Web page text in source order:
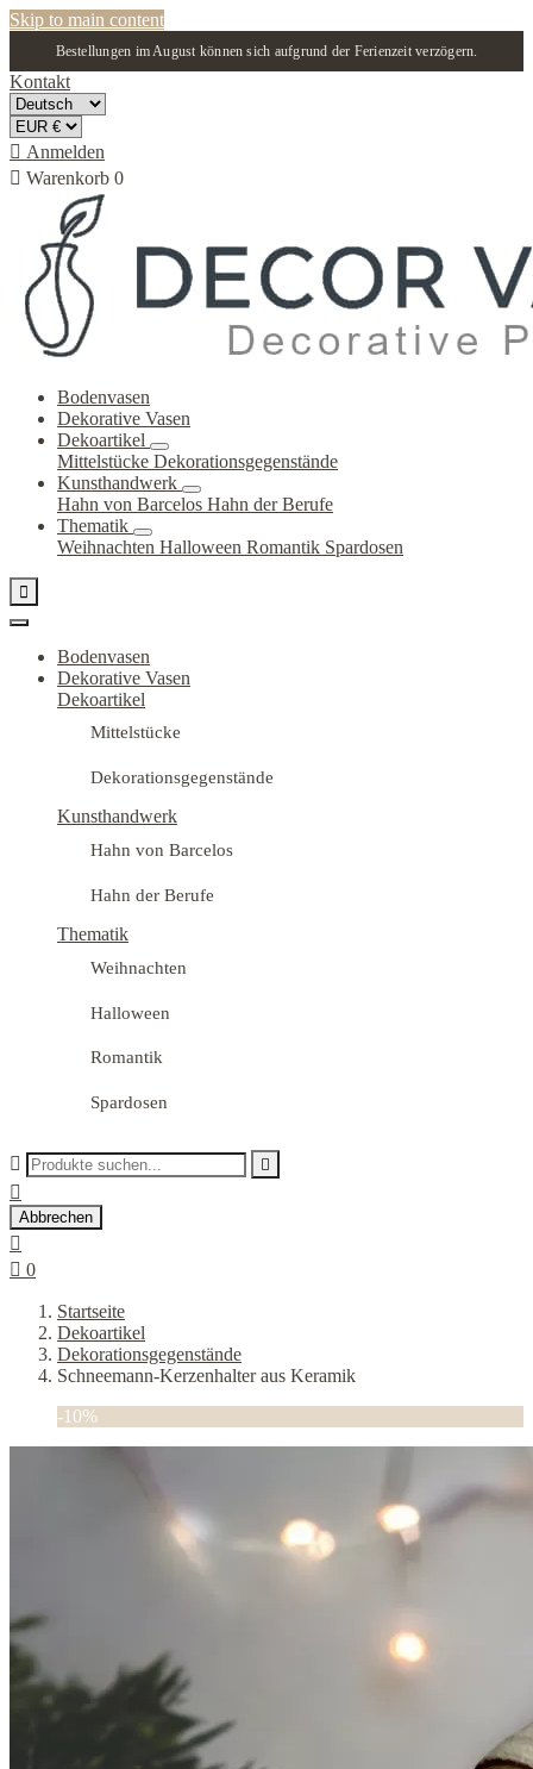
Skip to main content
Bestellungen im August können sich aufgrund der Ferienzeit verzögern.
Kontakt
 Anmelden
 Warenkorb 0
Bodenvasen
Dekorative Vasen
Dekoartikel
Mittelstücke Dekorationsgegenstände
Kunsthandwerk
Hahn von Barcelos Hahn der Berufe
Thematik
Weihnachten Halloween Romantik Spardosen

Bodenvasen
Dekorative Vasen
Dekoartikel
Mittelstücke
Dekorationsgegenstände
Kunsthandwerk
Hahn von Barcelos
Hahn der Berufe
Thematik
Weihnachten
Halloween
Romantik
Spardosen
 

Abbrechen

 0
Startseite
Dekoartikel
Dekorationsgegenstände
Schneemann-Kerzenhalter aus Keramik
-10%